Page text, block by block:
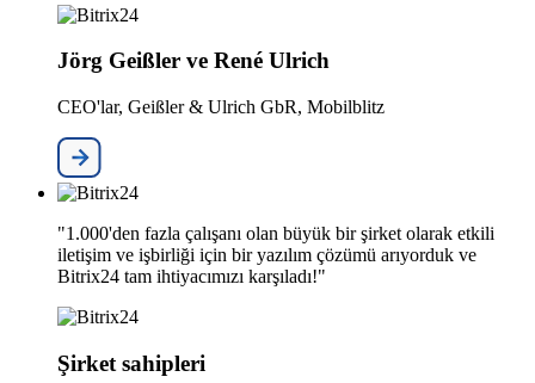
Jörg Geißler ve René Ulrich
CEO'lar, Geißler & Ulrich GbR, Mobilblitz
"1.000'den fazla çalışanı olan büyük bir şirket olarak etkili
iletişim ve işbirliği için bir yazılım çözümü arıyorduk ve
Bitrix24 tam ihtiyacımızı karşıladı!"
Şirket sahipleri